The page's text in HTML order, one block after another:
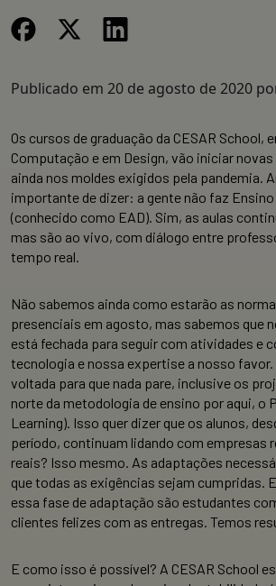
Publicado em 20 de agosto de 2020
Os cursos de graduação da CESAR School,
Computação e em Design, vão iniciar
ainda nos moldes exigidos pela pandemia.
importante de dizer: a gente não faz
(conhecido como EAD). Sim, as aulas
mas são ao vivo, com diálogo entre
tempo real.
Não sabemos ainda como estarão as
presenciais em agosto, mas sabemos que
está fechada para seguir com atividades e
tecnologia e nossa expertise a nosso favor.
voltada para que nada pare, inclusive os
norte da metodologia de ensino por aqui, o
Learning). Isso quer dizer que os alunos,
período, continuam lidando com empresas
reais? Isso mesmo. As adaptações
que todas as exigências sejam cumpridas.
essa fase de adaptação são estudantes
clientes felizes com as entregas. Temos
E como isso é possível? A CESAR School